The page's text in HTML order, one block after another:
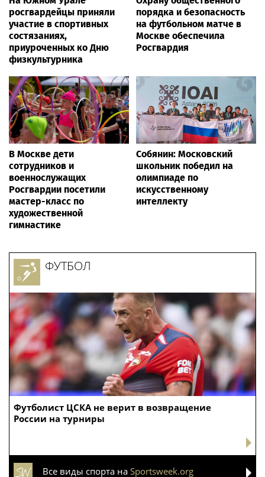
росгвардейцы приняли
участие в спортивных
состязаниях,
приуроченных ко Дню
физкультурника
порядка и безопасность
на футбольном матче в
Москве обеспечила
Росгвардия
В Москве дети
сотрудников и
военнослужащих
Росгвардии посетили
мастер-класс по
художественной
гимнастике
Собянин: Московский
школьник победил на
олимпиаде по
искусственному
интеллекту
Футболист ЦСКА не верит в возвращение
России на турниры
ФУТБОЛ
Все виды спорта на Sportsweek.org